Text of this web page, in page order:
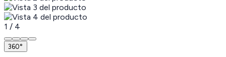
1 / 4
360°